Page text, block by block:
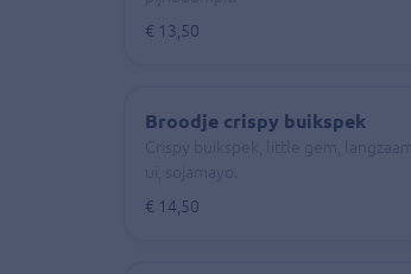
€ 13,50
Broodje crispy buikspek
€ 14,50